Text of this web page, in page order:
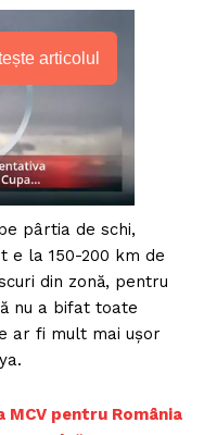
articolul
pârtia de schi,
e la 150-200 km de
din zonă, pentru
nu a bifat toate
ar fi mult mai ușor
MCV pentru România